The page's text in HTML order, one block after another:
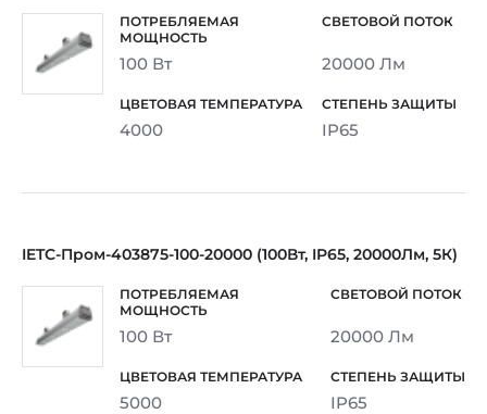
100 Вт 20000 Лм
4000 IP65
IETC-Пром-403875-100-20000 (100Вт, IP65, 20000Лм, 5К)
100 Вт 20000 Лм
5000 IP65